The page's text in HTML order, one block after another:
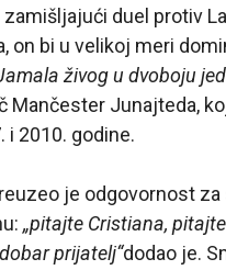
duel protiv
on bi u velikoj meri
živog u dvoboju
Mančester Junajteda,
2010. godine.
je odgovornost
„pitajte Cristiana,
prijatelj“dodao je.